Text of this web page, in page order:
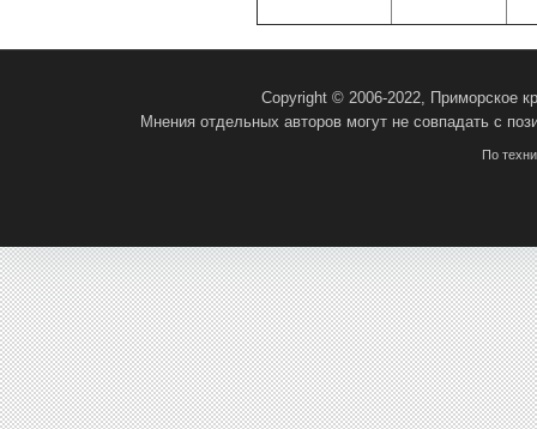
Copyright © 2006-2022, Приморское
Мнения отдельных авторов могут не совпадать с
По